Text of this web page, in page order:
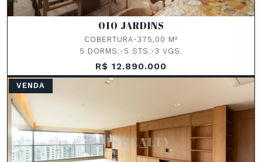
010 JARDINS
COBERTURA • 375,00 M²
5 DORMS. • 5 STS. • 3 VGS.
R$ 12.890.000
VENDA